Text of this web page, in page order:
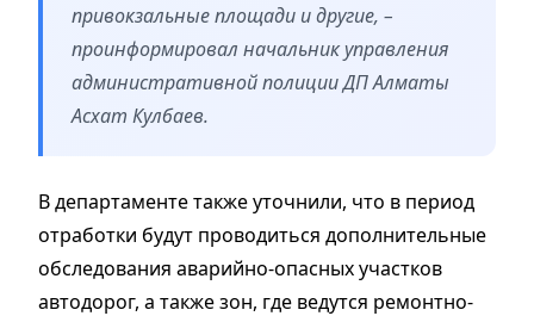
привокзальные площади и другие, –
проинформировал начальник управления
административной полиции ДП Алматы
Асхат Кулбаев.
В департаменте также уточнили, что в период
отработки будут проводиться дополнительные
обследования аварийно-опасных участков
автодорог, а также зон, где ведутся ремонтно-